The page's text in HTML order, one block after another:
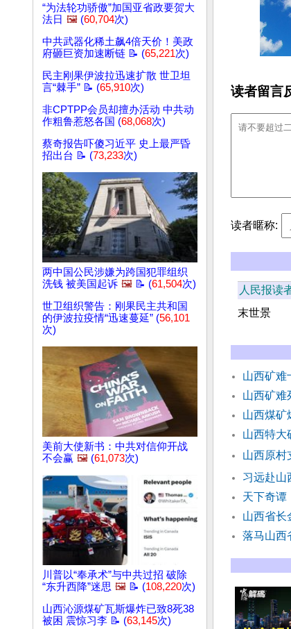
“为法轮功骄傲”加国亚省政要贺大
法日 🖼️ (60,704次)
中共武器化稀土飙4倍天价！美政
府砸巨资加速断链 📝 (65,221次)
民主刚果伊波拉迅速扩散 世卫坦
言“棘手” 📝 (65,910次)
非CPTPP会员却擅办活动 中共动
作粗鲁惹怒各国 (68,068次)
蔡奇报告吓傻习近平 史上最严昏
招出台 📝 (73,233次)
两中国公民涉嫌为跨国犯罪组织
洗钱 被美国起诉 🖼️ 📝 (61,504次)
世卫组织警告：刚果民主共和国
的伊波拉疫情“迅速蔓延” (56,101
次)
美前大使新书：中共对信仰开战
不会赢 🖼️ (61,073次)
川普以“奉承术”与中共过招 破除
“东升西降”迷思 🖼️ 📝 (108,220次)
山西沁源煤矿瓦斯爆炸已致8死38
被困 震惊习李 📝 (63,145次)
读者留言
读者暱称:
人民报读
末世景
山西矿难
山西矿难
山西煤矿
山西特大
山西原村
习远赴山
天下奇谭
山西省长
落马山西